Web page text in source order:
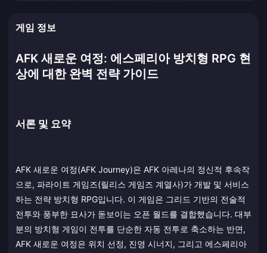
게임 정보
AFK 새로운 여정: 에스페리아 방치형 RPG 현
상에 대한 완벽 전략 가이드
서론 및 요약
AFK 새로운 여정(AFK Journey)은 AFK 아레나의 정신적 후속작
으로, 파라이트 게임즈(릴리스 게임즈 계열사)가 개발 및 서비스
하는 전략 방치형 RPG입니다. 이 게임은 그리드 기반의 전술적
전투와 풍부한 묘사가 돋보이는 오픈 월드를 결합했습니다. 대부
분의 방치형 게임이 전투를 단순한 자동 전투로 축소하는 반면,
AFK 새로운 여정은 위치 선정, 진영 시너지, 그리고 에스페리아